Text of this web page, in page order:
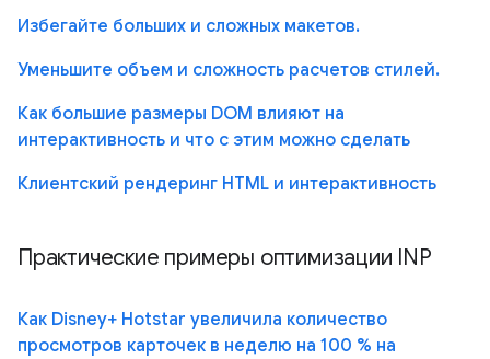
Избегайте больших и сложных макетов.
Уменьшите объем и сложность расчетов стилей.
Как большие размеры DOM влияют на
интерактивность и что с этим можно сделать
Клиентский рендеринг HTML и интерактивность
Практические примеры оптимизации INP
Как Disney+ Hotstar увеличила количество
просмотров карточек в неделю на 100 % на